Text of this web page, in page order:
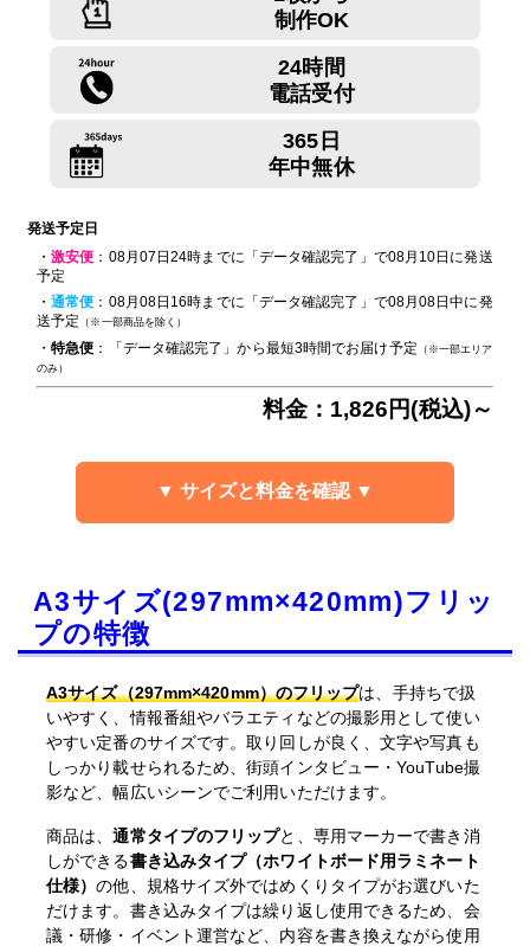
制作OK
24時間
電話受付
365日
年中無休
発送予定日
・激安便 ：08月07日24時までに「データ確認完了」で08月10日に発送
予定
・通常便 ：08月08日16時までに「データ確認完了」で08月08日中に発
送予定 （※一部商品を除く）
・特急便 ：「データ確認完了」から最短3時間でお届け予定 （※一部エリア
のみ）
料金：1,826円(税込)～
▼ サイズと料金を確認 ▼
A3サイズ(297mm×420mm)フリッ
プの特徴
A3サイズ（297mm×420mm）のフリップは、手持ちで扱
いやすく、情報番組やバラエティなどの撮影用として使い
やすい定番のサイズです。取り回しが良く、文字や写真も
しっかり載せられるため、街頭インタビュー・YouTube撮
影など、幅広いシーンでご利用いただけます。
商品は、通常タイプのフリップと、専用マーカーで書き消
しができる書き込みタイプ（ホワイトボード用ラミネート
仕様）の他、規格サイズ外ではめくりタイプがお選びいた
だけます。書き込みタイプは繰り返し使用できるため、会
議・研修・イベント運営など、内容を書き換えながら使用